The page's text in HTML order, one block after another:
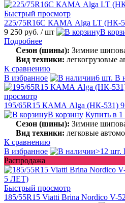
Быстрый просмотр
225/75R16C КАМА Alga LT (НК-
9 250 руб. / шт В
Подробнее
Сезон (шины): Зимние
Вид техники: легкогрузовые
К сравнению
В избранное
6 шт. В
просмотр
195/65R15 КАМА Alga (НК-531)
В корзину Купить в 1
Сезон (шины): Зимние
Вид техники: легковые
К сравнению
В избранное
>12 шт.
Распродажа
Быстрый просмотр
185/55R15 Viatti Brina Nordico